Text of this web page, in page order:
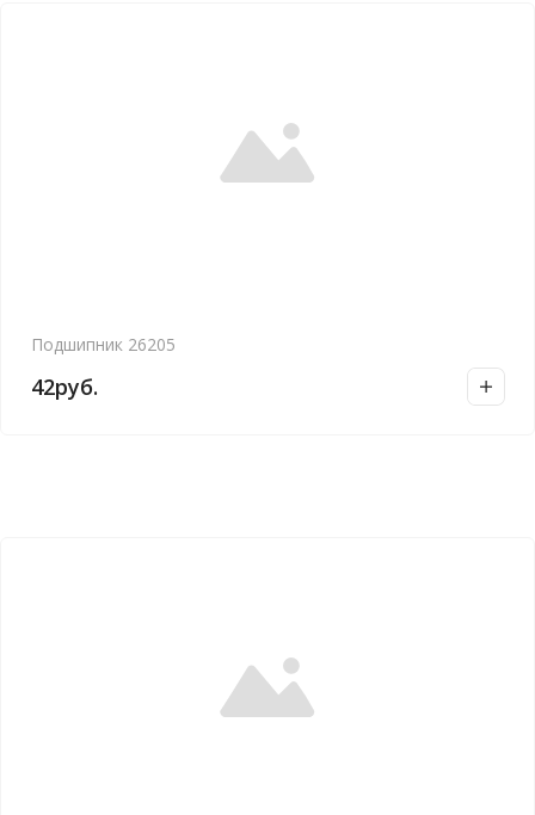
Подшипник 26205
42руб.